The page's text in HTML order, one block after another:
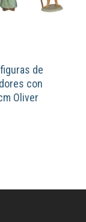
de
con
Oliver